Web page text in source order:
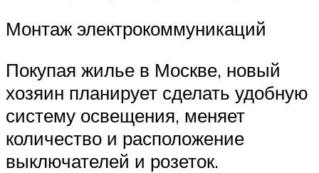
Монтаж электрокоммуникаций
Покупая жилье в Москве, новый
хозяин планирует сделать удобную
систему освещения, меняет
количество и расположение
выключателей и розеток.